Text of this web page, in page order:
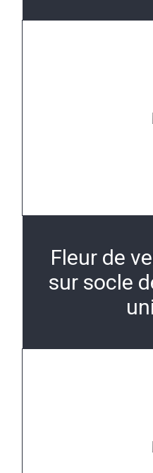
Fleur de
sur socle